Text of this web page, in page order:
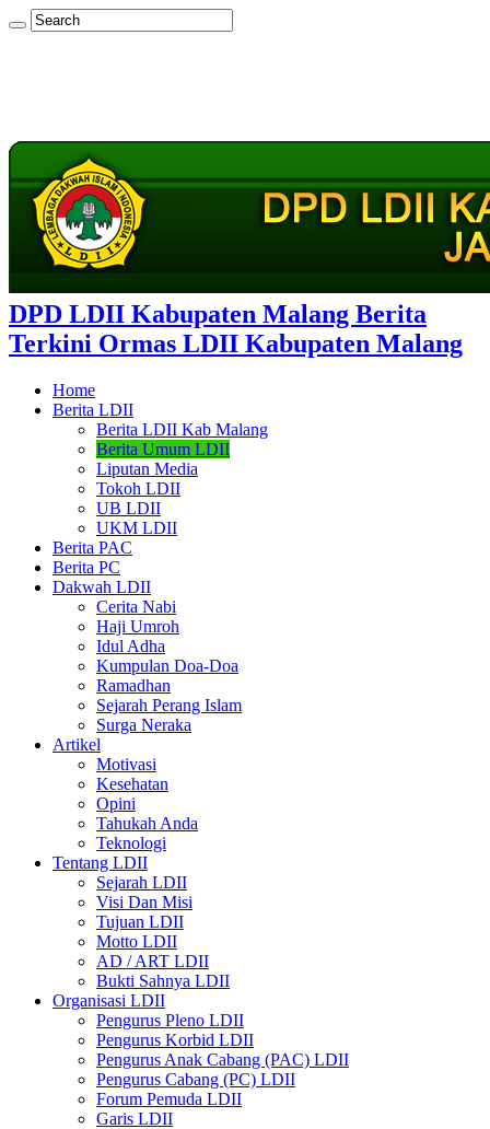
DPD LDII Kabupaten Malang Berita
Terkini Ormas LDII Kabupaten Malang
Home
Berita LDII
Berita LDII Kab Malang
Berita Umum LDII
Liputan Media
Tokoh LDII
UB LDII
UKM LDII
Berita PAC
Berita PC
Dakwah LDII
Cerita Nabi
Haji Umroh
Idul Adha
Kumpulan Doa-Doa
Ramadhan
Sejarah Perang Islam
Surga Neraka
Artikel
Motivasi
Kesehatan
Opini
Tahukah Anda
Teknologi
Tentang LDII
Sejarah LDII
Visi Dan Misi
Tujuan LDII
Motto LDII
AD / ART LDII
Bukti Sahnya LDII
Organisasi LDII
Pengurus Pleno LDII
Pengurus Korbid LDII
Pengurus Anak Cabang (PAC) LDII
Pengurus Cabang (PC) LDII
Forum Pemuda LDII
Garis LDII